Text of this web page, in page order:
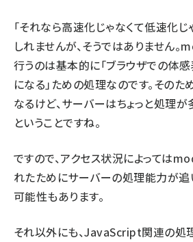
「それなら高速化じゃなくて低速化じ
しれませんが、そうではありません
行うのは基本的に「ブラウザでの体
になる」ための処理なのです。そのた
なるけど、サーバーはちょっと処理が
ということですね。
ですので、アクセス状況によっては
れたためにサーバーの処理能力が追
可能性もあります。
それ以外にも、JavaScript関連の処